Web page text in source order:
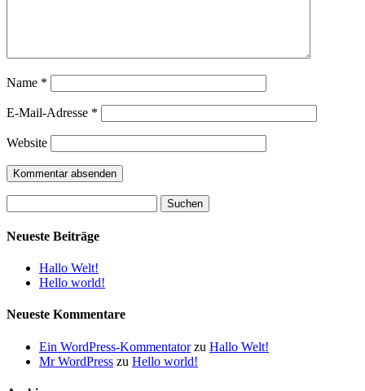
Name *
E-Mail-Adresse *
Website
nach:
Neueste Beiträge
Hallo Welt!
Hello world!
Neueste Kommentare
Ein WordPress-Kommentatorzu Hallo Welt!
Mr WordPress zu Hello world!